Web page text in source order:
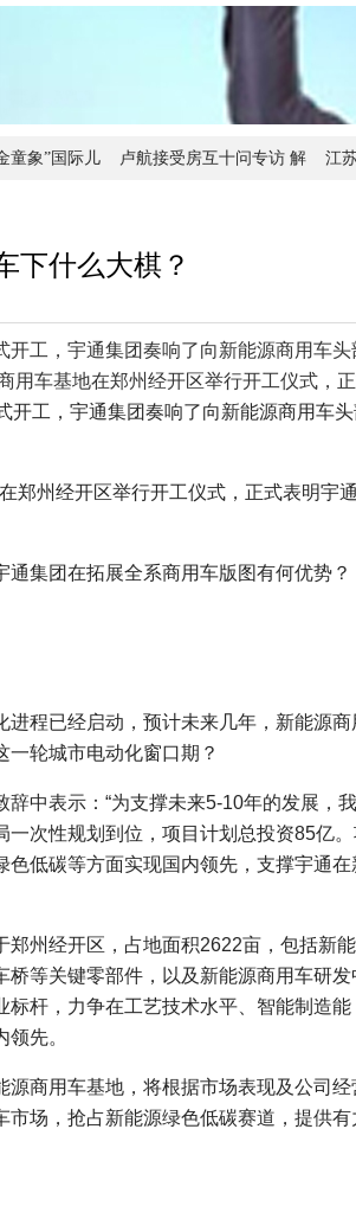
童象”国际儿 卢航接受房互十问专访 解 江
匠心造永恒 斯
下什么大棋？
工，宇通集团奏响了向新能源商用车头
用车基地在郑州经开区举行开工仪式，
开工，宇通集团奏响了向新能源商用车头
州经开区举行开工仪式，正式表明宇
集团在拓展全系商用车版图有何优势？
程已经启动，预计未来几年，新能源商
轮城市电动化窗口期？
中表示：“为支撑未来5-10年的发展，
次性规划到位，项目计划总投资85亿。
色低碳等方面实现国内领先，支撑宇通在
州经开区，占地面积2622亩，包括新
等关键零部件，以及新能源商用车研发
杆，力争在工艺技术水平、智能制造能
先。
商用车基地，将根据市场表现及公司经
场，抢占新能源绿色低碳赛道，提供有